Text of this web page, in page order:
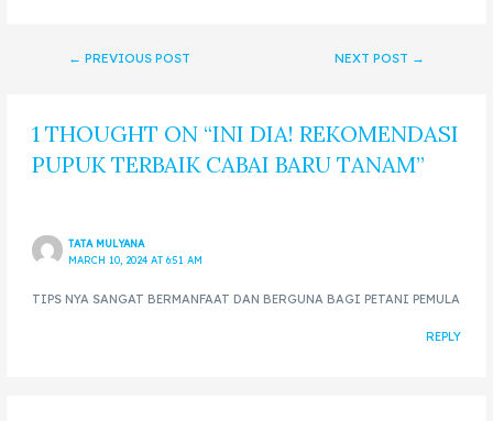
← PREVIOUS POST NEXT POST →
1 THOUGHT ON “INI DIA! REKOMENDASI
PUPUK TERBAIK CABAI BARU TANAM”
TATA MULYANA
MARCH 10, 2024 AT 6:51 AM
TIPS NYA SANGAT BERMANFAAT DAN BERGUNA BAGI PETANI PEMULA
REPLY